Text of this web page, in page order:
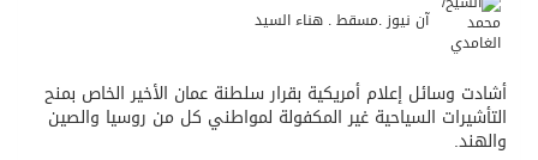
آن نيوز .مسقط . هناء السيد
أشادت وسائل إعلام أمريكية بقرار سلطنة عمان الأخير الخاص بمنح
التأشيرات السياحية غير المكفولة لمواطني كل من روسيا والصين
والهند.